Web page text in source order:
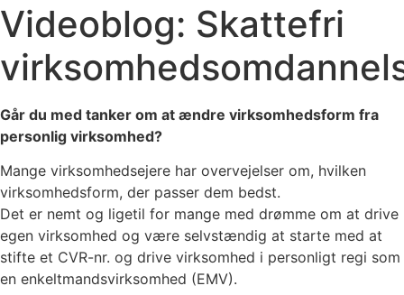
Videoblog: Skattefri
Går du med tanker om at ændre virksomhedsform fra
personlig virksomhed?
Mange virksomhedsejere har overvejelser om, hvilken
virksomhedsform, der passer dem bedst.
Det er nemt og ligetil for mange med drømme om at drive
egen virksomhed og være selvstændig at starte med at
stifte et CVR-nr. og drive virksomhed i personligt regi som
en enkeltmandsvirksomhed (EMV).